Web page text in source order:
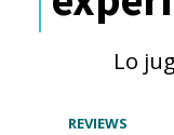
Lo
REVIEWS